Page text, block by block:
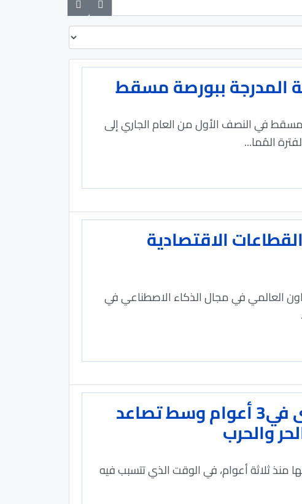
مسقط في النصف الأول من العام الجاري إلى
الاقتصادية
العالمي في مجال الذكاء الاصطناعي في
ارتفاع أسعار المحاصيل إلى أعلى مستوى في3 أعوام وسط تصاعد
والحرب
منذ ثلاثة أعوام، في الوقت الذي تتسبب فيه